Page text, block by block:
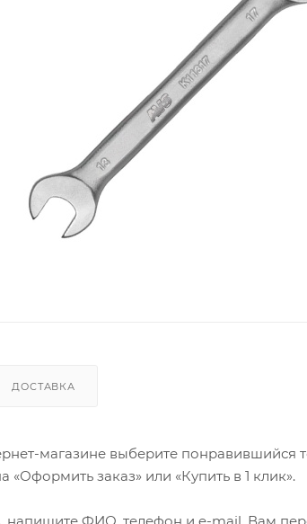
ДОСТАВКА
магазине выберите понравившийся
заказ» или «Купить в 1 клик».